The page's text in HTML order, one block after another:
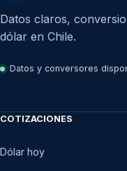
Datos claros,
dólar en Chile.
Datos y conversores
COTIZACIONES
Dólar hoy